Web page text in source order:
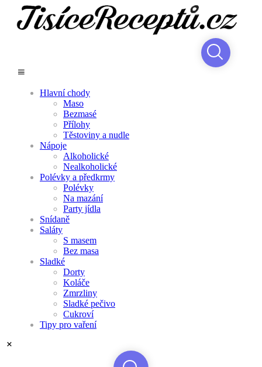
Hlavní chody
Maso
Bezmasé
Přílohy
Těstoviny a nudle
Nápoje
Alkoholické
Nealkoholické
Polévky a předkrmy
Polévky
Na mazání
Party jídla
Snídaně
Saláty
S masem
Bez masa
Sladké
Dorty
Koláče
Zmrzliny
Sladké pečivo
Cukroví
Tipy pro vaření